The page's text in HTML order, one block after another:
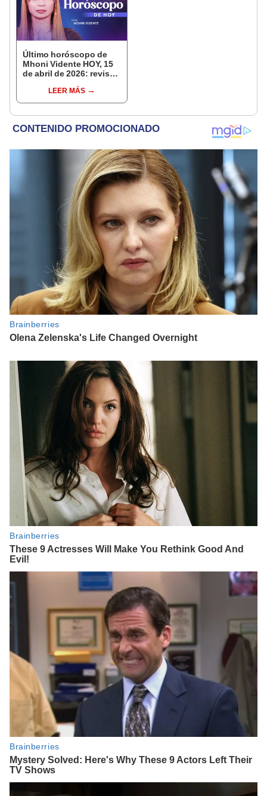
Último horóscopo de
Mhoni Vidente HOY, 15
de abril de 2026: revisa
signo y entérate si te
espera un día
LEER MÁS